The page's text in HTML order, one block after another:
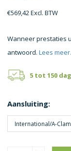
€569,42 Excl. BTW
Wanneer prestaties
antwoord. Lees
5 tot 150
Aansluiting:
International/A-